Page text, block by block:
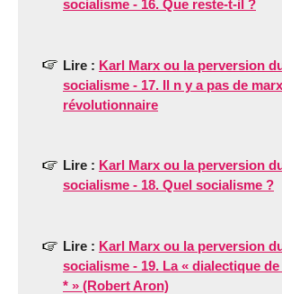
socialisme - 16. Que reste-t-il ?
Lire : Karl Marx ou la perversion
socialisme - 17. Il n y a pas de
révolutionnaire
Lire : Karl Marx ou la perversion
socialisme - 18. Quel socialisme ?
Lire : Karl Marx ou la perversion
socialisme - 19. La « dialectique
* » (Robert Aron)